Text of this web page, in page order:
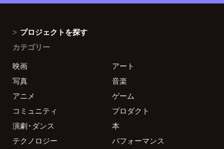
プロジェクトを探す
カテゴリー
映画
アート
写真
音楽
アニメ
ゲーム
コミュニティ
プロダクト
演劇・ダンス
本
テクノロジー
パフォーマンス